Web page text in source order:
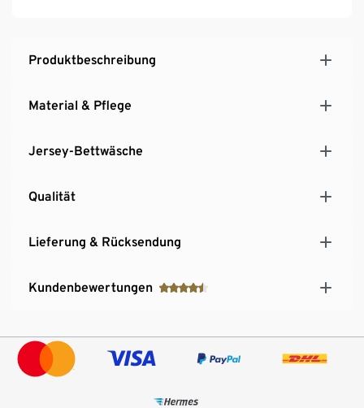
Produktbeschreibung
Material & Pflege
Jersey-Bettwäsche
Qualität
Lieferung & Rücksendung
Kundenbewertungen